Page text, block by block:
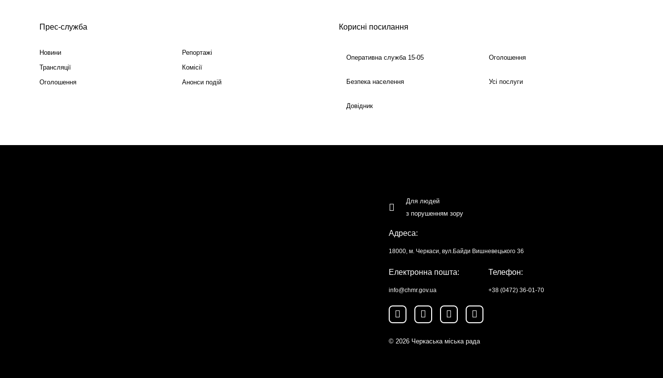
Прес-служба
Новини
Репортажі
Трансляції
Комісії
Оголошення
Анонси подій
Корисні посилання
Оперативна служба 15-05 Оголошення
Безпека населення Усі послуги
Довідник
Для людей
з порушенням зору
Адреса:
18000, м. Черкаси, вул.Байди Вишневецького 36
Електронна пошта:
info@chmr.gov.ua
Телефон:
+38 (0472) 36-01-70
© 2026 Черкаська міська рада